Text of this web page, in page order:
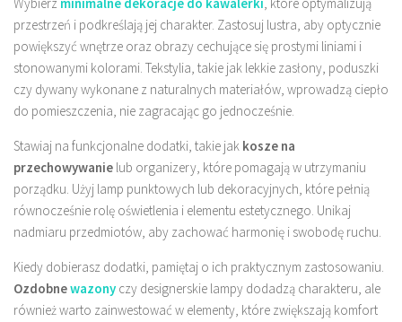
przestrzeń i podkreślają jej charakter. Zastosuj lustra, aby optycznie
powiększyć wnętrze oraz obrazy cechujące się prostymi liniami i
stonowanymi kolorami. Tekstylia, takie jak lekkie zasłony, poduszki
czy dywany wykonane z naturalnych materiałów, wprowadzą ciepło
do pomieszczenia, nie zagracając go jednocześnie.
Stawiaj na funkcjonalne dodatki, takie jak kosze na
przechowywanie lub organizery, które pomagają w utrzymaniu
porządku. Użyj lamp punktowych lub dekoracyjnych, które pełnią
równocześnie rolę oświetlenia i elementu estetycznego. Unikaj
nadmiaru przedmiotów, aby zachować harmonię i swobodę ruchu.
Kiedy dobierasz dodatki, pamiętaj o ich praktycznym zastosowaniu.
Ozdobnewazony czy designerskie lampy dodadzą charakteru, ale
również warto zainwestować w elementy, które zwiększają komfort